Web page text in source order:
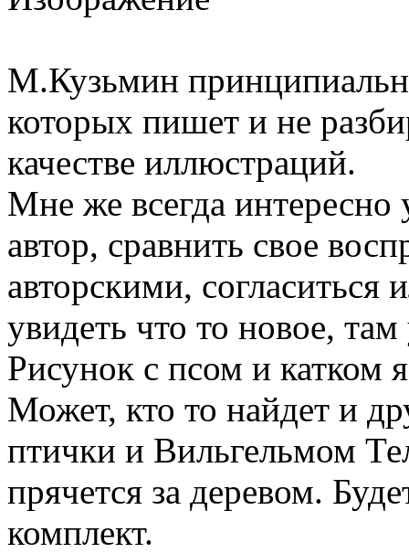
М.Кузьмин
которых пишет и не
качестве иллюстраций.
Мне же всегда интересно
автор, сравнить свое
авторскими, согласиться
увидеть что то новое,
Рисунок с псом и катком
Может, кто то найдет и
птички и Вильгельмом
прячется за деревом.
комплект.